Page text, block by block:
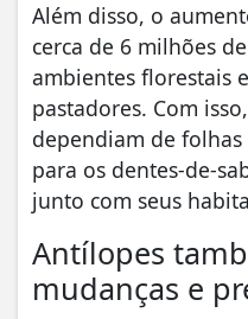
Além disso, o
cerca de 6 milhões
ambientes florestais
pastadores. Com
dependiam de
para os dentes-de-
junto com seus
Antílopes
mudanças e